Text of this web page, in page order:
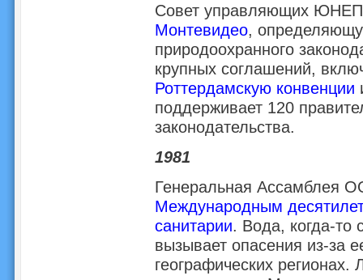
Совет управляющих
Монтевидео,
природоохранного
крупных соглашений,
Роттердамскую конвенции
поддерживает 120
законодательства.
1981
Генеральная Ассамблея
Международным
санитарии. Вода, когда-то
вызывает опасения из-за
географических